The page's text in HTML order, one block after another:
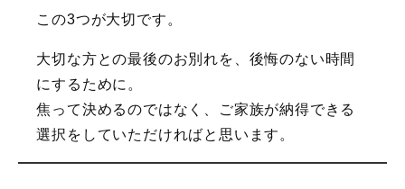
この3つが大切です。
大切な方との最後のお別れを、後悔のない時間
にするために。
焦って決めるのではなく、ご家族が納得できる
選択をしていただければと思います。